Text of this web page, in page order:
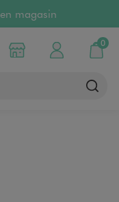
en magasin
Choisir mon magasin
Mon compte
0
Mon